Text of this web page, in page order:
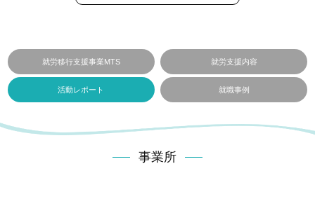
就労移行支援事業MTS 就労支援内容
活動レポート 就職事例
事業所